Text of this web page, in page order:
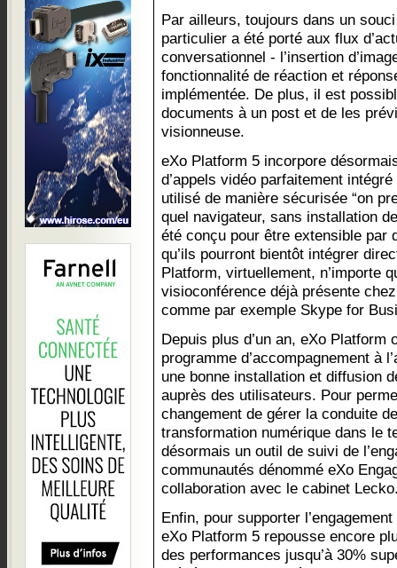
Par ailleurs, toujours dans un
particulier a été porté aux flux
conversationnel - l’insertion
fonctionnalité de réaction et
implémentée. De plus, il est
documents à un post et de les
visionneuse.
eXo Platform 5 incorpore
d’appels vidéo parfaitement
utilisé de manière sécurisée “on
quel navigateur, sans installation
été conçu pour être extensible par
qu’ils pourront bientôt intégrer
Platform, virtuellement, n’importe
visioconférence déjà présente
comme par exemple Skype for
Depuis plus d’un an, eXo Platform
programme d’accompagnement à
une bonne installation et diffusion
auprès des utilisateurs. Pour
changement de gérer la conduite
transformation numérique dans le
désormais un outil de suivi de
communautés dénommé eXo
collaboration avec le cabinet
Enfin, pour supporter
eXo Platform 5 repousse encore
des performances jusqu’à 30%